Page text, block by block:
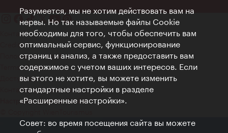
Контакт
Credits
Положение о конфиденциальности
Terms of Use
Доступность
Контакты для прессы
Настройки файлов Cookie
Разумеется, мы не хотим действовать вам на
нервы. Но так называемые файлы Cookie
необходимы для того, чтобы обеспечить вам
оптимальный сервис, функционирование
страниц и анализ, а также предоставить вам
содержимое с учетом ваших интересов. Если
вы этого не хотите, вы можете изменить
стандартные настройки в разделе
«Расширенные настройки».
Совет: во время посещения сайта вы можете